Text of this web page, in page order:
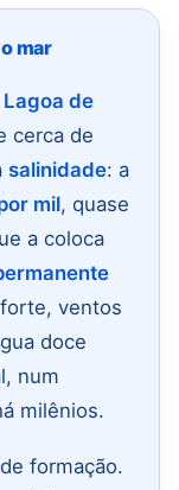
mar
Lagoa de
cerca de
salinidade: a
mil, quase
a coloca
ventos
doce
num
milênios.
de formação.